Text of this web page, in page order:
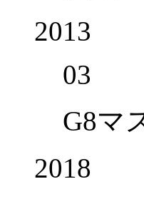
2013
03
G8マ
2018